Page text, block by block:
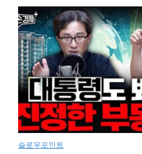
슬로우포인트